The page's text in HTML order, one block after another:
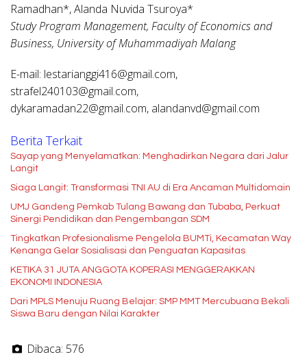
Ramadhan*, Alanda Nuvida Tsuroya*
Study Program Management, Faculty of Economics and
Business, University of Muhammadiyah Malang
E-mail: lestarianggi416@gmail.com,
strafel240103@gmail.com,
dykaramadan22@gmail.com, alandanvd@gmail.com
Berita Terkait
Sayap yang Menyelamatkan: Menghadirkan Negara dari Jalur
Langit
Siaga Langit: Transformasi TNI AU di Era Ancaman Multidomain
UMJ Gandeng Pemkab Tulang Bawang dan Tubaba, Perkuat
Sinergi Pendidikan dan Pengembangan SDM
Tingkatkan Profesionalisme Pengelola BUMTi, Kecamatan Way
Kenanga Gelar Sosialisasi dan Penguatan Kapasitas
KETIKA 31 JUTA ANGGOTA KOPERASI MENGGERAKKAN
EKONOMI INDONESIA
Dari MPLS Menuju Ruang Belajar: SMP MMT Mercubuana Bekali
Siswa Baru dengan Nilai Karakter
Dibaca: 576